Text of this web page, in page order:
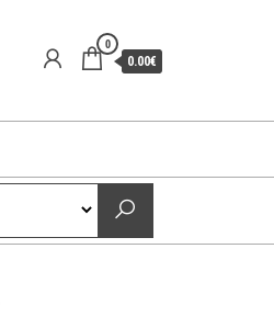
0
0.00€